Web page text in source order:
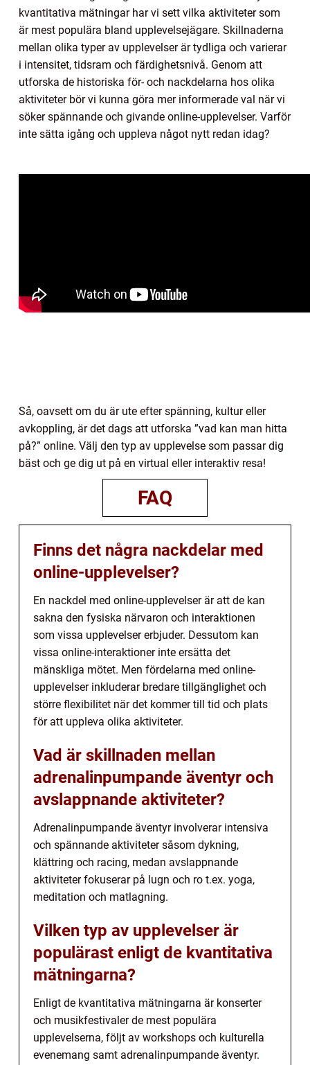
kvantitativa mätningar har vi sett vilka aktiviteter som
är mest populära bland upplevelsejägare. Skillnaderna
mellan olika typer av upplevelser är tydliga och varierar
i intensitet, tidsram och färdighetsnivå. Genom att
utforska de historiska för- och nackdelarna hos olika
aktiviteter bör vi kunna göra mer informerade val när vi
söker spännande och givande online-upplevelser. Varför
inte sätta igång och uppleva något nytt redan idag?
Så, oavsett om du är ute efter spänning, kultur eller
avkoppling, är det dags att utforska ”vad kan man hitta
på?” online. Välj den typ av upplevelse som passar dig
bäst och ge dig ut på en virtual eller interaktiv resa!
FAQ
Finns det några nackdelar med
online-upplevelser?
En nackdel med online-upplevelser är att de kan
sakna den fysiska närvaron och interaktionen
som vissa upplevelser erbjuder. Dessutom kan
vissa online-interaktioner inte ersätta det
mänskliga mötet. Men fördelarna med online-
upplevelser inkluderar bredare tillgänglighet och
större flexibilitet när det kommer till tid och plats
för att uppleva olika aktiviteter.
Vad är skillnaden mellan
adrenalinpumpande äventyr och
avslappnande aktiviteter?
Adrenalinpumpande äventyr involverar intensiva
och spännande aktiviteter såsom dykning,
klättring och racing, medan avslappnande
aktiviteter fokuserar på lugn och ro t.ex. yoga,
meditation och matlagning.
Vilken typ av upplevelser är
populärast enligt de kvantitativa
mätningarna?
Enligt de kvantitativa mätningarna är konserter
och musikfestivaler de mest populära
upplevelserna, följt av workshops och kulturella
evenemang samt adrenalinpumpande äventyr.